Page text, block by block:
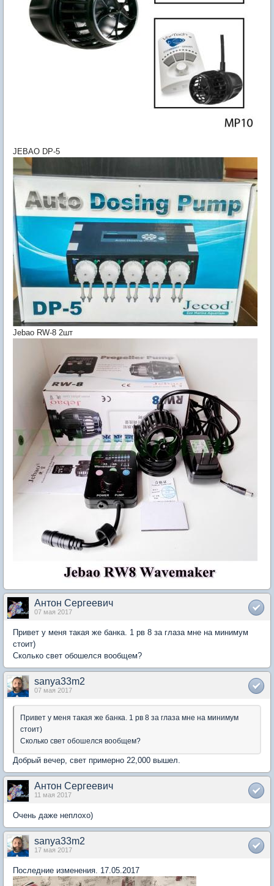
JEBAO DP-5
Jebao RW-8 2шт
Антон Сергеевич
07 мая 2017
Привет у меня такая же банка. 1 рв 8 за глаза мне на минимум
стоит)
Сколько свет обошелся вообщем?
sanya33m2
07 мая 2017
Привет у меня такая же банка. 1 рв 8 за глаза мне на минимум
стоит)
Сколько свет обошелся вообщем?
Добрый вечер, свет примерно 22,000 вышел.
Антон Сергеевич
11 мая 2017
Очень даже неплохо)
sanya33m2
17 мая 2017
Последние изменения. 17.05.2017